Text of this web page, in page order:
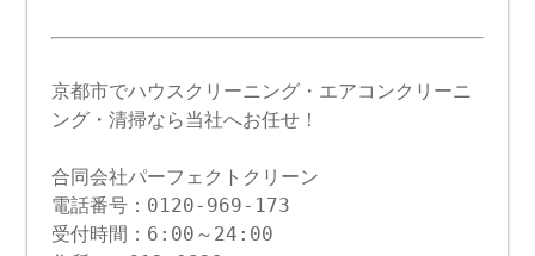
京都市でハウスクリーニング・エアコンクリーニ
ング・清掃なら当社へお任せ！
合同会社パーフェクトクリーン
電話番号：0120-969-173
受付時間：6:00～24:00